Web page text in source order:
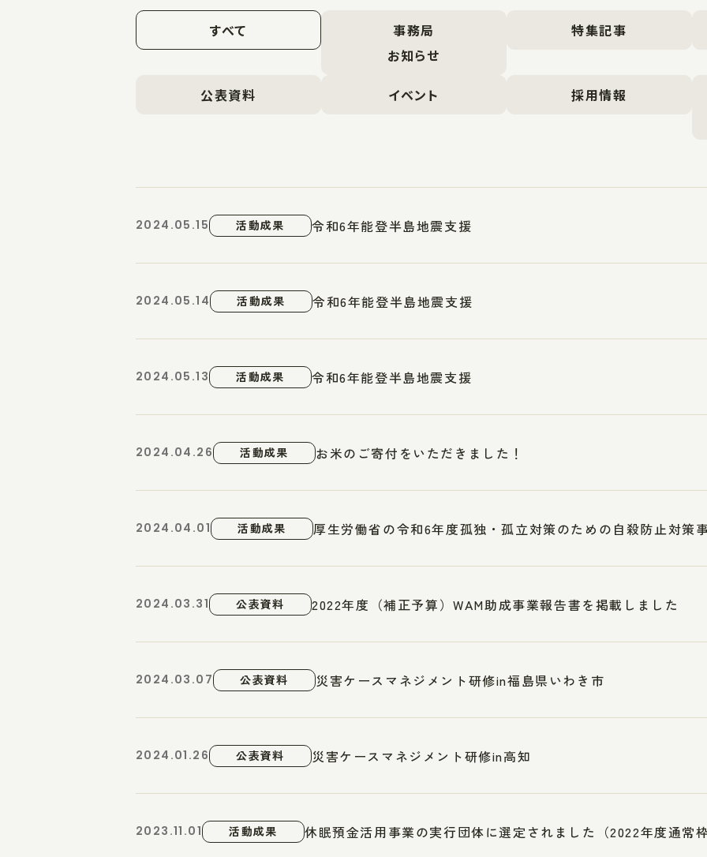
すべて
事務局
お知らせ
特集記事
公表資料 イベント 採用情報
2024.05.15 活動成果 令和6年能登半島地震支援
2024.05.14 活動成果 令和6年能登半島地震支援
2024.05.13 活動成果 令和6年能登半島地震支援
2024.04.26 活動成果 お米のご寄付をいただきました！
2024.04.01 活動成果 厚生労働省の令和6年度孤独・孤立対策のための自殺防止対策
2024.03.31 公表資料 2022年度（補正予算）WAM助成事業報告書を掲載しました
2024.03.07 公表資料 災害ケースマネジメント研修in福島県いわき市
2024.01.26 公表資料 災害ケースマネジメント研修in高知
2023.11.01 活動成果 休眠預金活用事業の実行団体に選定されました（2022年度通常